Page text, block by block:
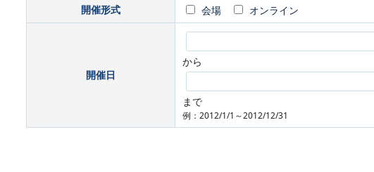
開催形式 会場 オンライン
開催日
から
まで
例：2012/1/1～2012/12/31